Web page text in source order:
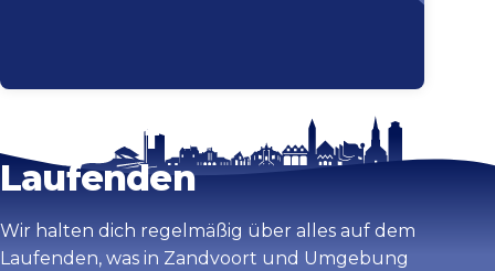
Karte vergrößern
Bleib auf dem
Laufenden
Wir halten dich regelmäßig über alles auf dem
Laufenden, was in Zandvoort und Umgebung